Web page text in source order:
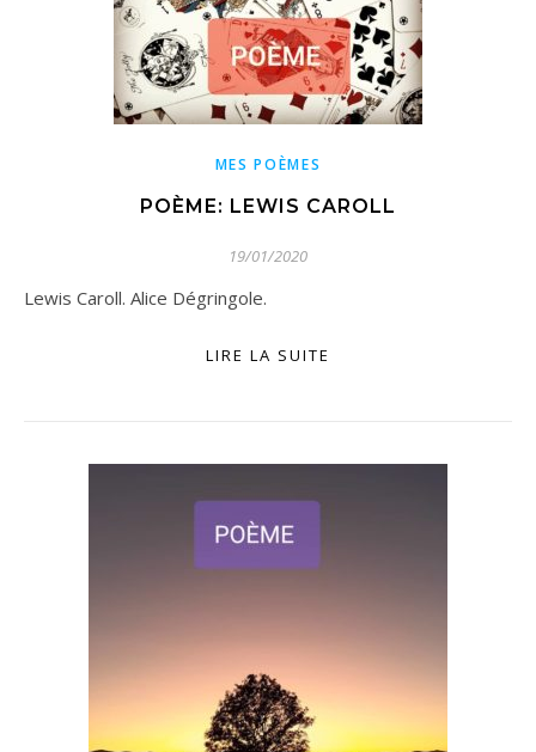
MES POÈMES
POÈME: LEWIS CAROLL
19/01/2020
Lewis Caroll. Alice Dégringole.
LIRE LA SUITE